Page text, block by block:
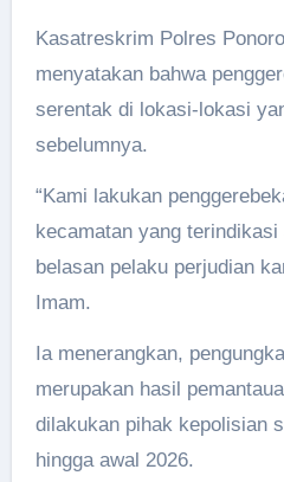
Kasatreskrim Polres
menyatakan bahwa
serentak di lokasi-lokasi
sebelumnya.
“Kami lakukan
kecamatan yang terindikasi
belasan pelaku perjudian
Imam.
Ia menerangkan,
merupakan hasil
dilakukan pihak kepolisian
hingga awal 2026.